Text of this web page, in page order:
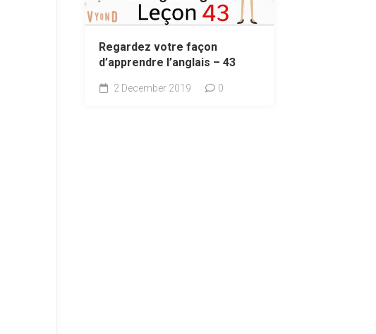
Regardez votre façon
d’apprendre l’anglais – 43
2 December 2019 0